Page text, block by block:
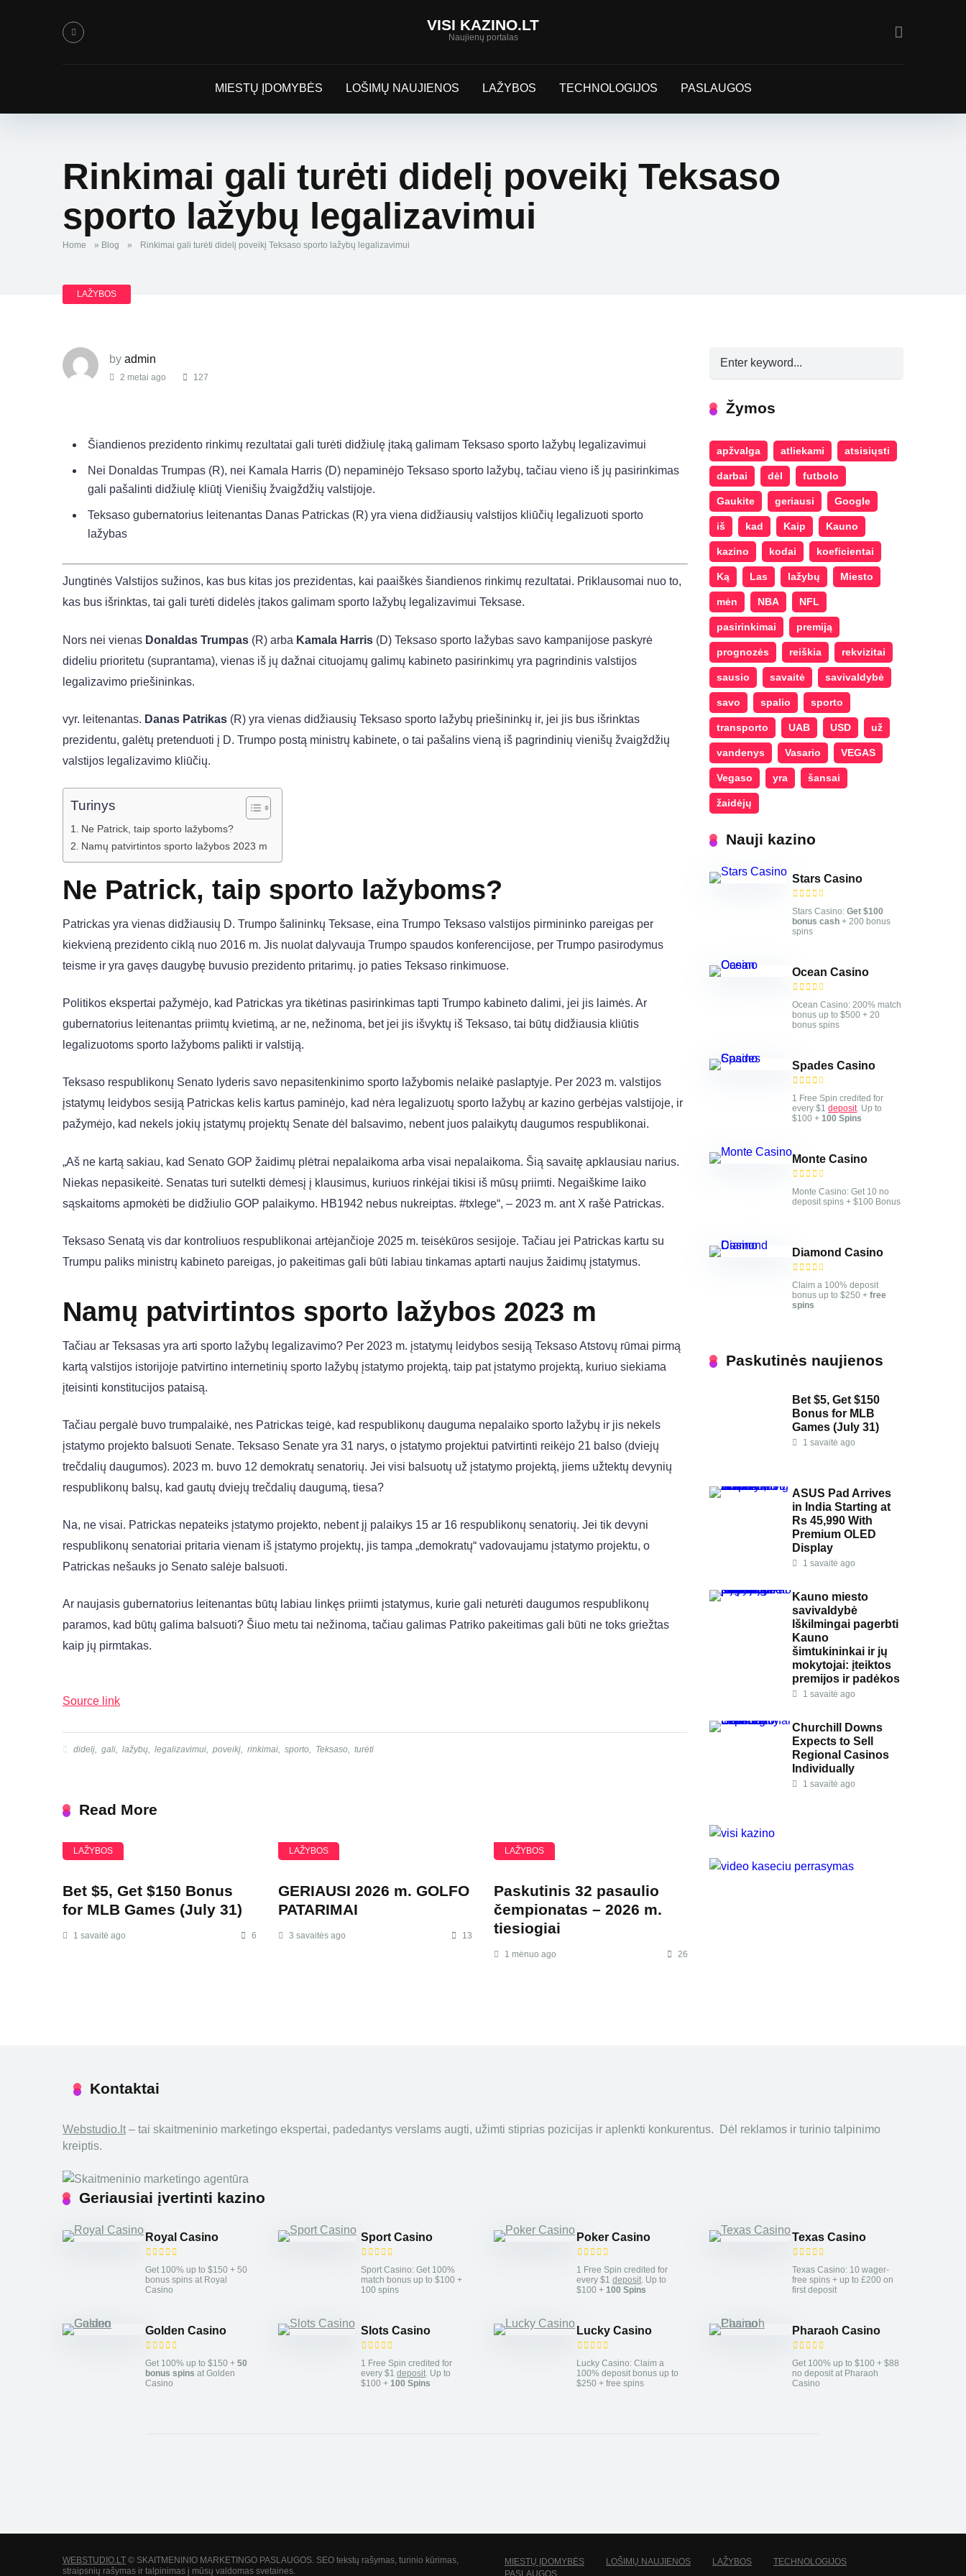
VISI KAZINO.LT
Naujienų portalas
MIESTŲ ĮDOMYBĖS LOŠIMŲ NAUJIENOS LAŽYBOS TECHNOLOGIJOS PASLAUGOS
Rinkimai gali turėti didelį poveikį Teksaso
sporto lažybų legalizavimui
Home » Blog » Rinkimai gali turėti didelį poveikį Teksaso sporto lažybų legalizavimui
LAŽYBOS
by admin
2 metai ago 127
Šiandienos prezidento rinkimų rezultatai gali turėti didžiulę įtaką galimam Teksaso sporto lažybų legalizavimui
Nei Donaldas Trumpas (R), nei Kamala Harris (D) nepaminėjo Teksaso sporto lažybų, tačiau vieno iš jų pasirinkimas
gali pašalinti didžiulę kliūtį Vienišių žvaigždžių valstijoje.
Teksaso gubernatorius leitenantas Danas Patrickas (R) yra viena didžiausių valstijos kliūčių legalizuoti sporto
lažybas
Jungtinės Valstijos sužinos, kas bus kitas jos prezidentas, kai paaiškės šiandienos rinkimų rezultatai. Priklausomai nuo to,
kas bus išrinktas, tai gali turėti didelės įtakos galimam sporto lažybų legalizavimui Teksase.
Nors nei vienas Donaldas Trumpas (R) arba Kamala Harris (D) Teksaso sporto lažybas savo kampanijose paskyrė
dideliu prioritetu (suprantama), vienas iš jų dažnai cituojamų galimų kabineto pasirinkimų yra pagrindinis valstijos
legalizavimo priešininkas.
vyr. leitenantas. Danas Patrikas (R) yra vienas didžiausių Teksaso sporto lažybų priešininkų ir, jei jis bus išrinktas
prezidentu, galėtų pretenduoti į D. Trumpo postą ministrų kabinete, o tai pašalins vieną iš pagrindinių vienišų žvaigždžių
valstijos legalizavimo kliūčių.
Turinys
Ne Patrick, taip sporto lažyboms?
Namų patvirtintos sporto lažybos 2023 m
Ne Patrick, taip sporto lažyboms?
Patrickas yra vienas didžiausių D. Trumpo šalininkų Teksase, eina Trumpo Teksaso valstijos pirmininko pareigas per
kiekvieną prezidento ciklą nuo 2016 m. Jis nuolat dalyvauja Trumpo spaudos konferencijose, per Trumpo pasirodymus
teisme ir yra gavęs daugybę buvusio prezidento pritarimų. jo paties Teksaso rinkimuose.
Politikos ekspertai pažymėjo, kad Patrickas yra tikėtinas pasirinkimas tapti Trumpo kabineto dalimi, jei jis laimės. Ar
gubernatorius leitenantas priimtų kvietimą, ar ne, nežinoma, bet jei jis išvyktų iš Teksaso, tai būtų didžiausia kliūtis
legalizuotoms sporto lažyboms palikti ir valstiją.
Teksaso respublikonų Senato lyderis savo nepasitenkinimo sporto lažybomis nelaikė paslaptyje. Per 2023 m. valstijos
įstatymų leidybos sesiją Patrickas kelis kartus paminėjo, kad nėra legalizuotų sporto lažybų ar kazino gerbėjas valstijoje, ir
pažymėjo, kad nekels jokių įstatymų projektų Senate dėl balsavimo, nebent juos palaikytų daugumos respublikonai.
„Aš ne kartą sakiau, kad Senato GOP žaidimų plėtrai nepalaikoma arba visai nepalaikoma. Šią savaitę apklausiau narius.
Niekas nepasikeitė. Senatas turi sutelkti dėmesį į klausimus, kuriuos rinkėjai tikisi iš mūsų priimti. Negaiškime laiko
sąskaitoms apmokėti be didžiulio GOP palaikymo. HB1942 nebus nukreiptas. #txlege“, – 2023 m. ant X rašė Patrickas.
Teksaso Senatą vis dar kontroliuos respublikonai artėjančioje 2025 m. teisėkūros sesijoje. Tačiau jei Patrickas kartu su
Trumpu paliks ministrų kabineto pareigas, jo pakeitimas gali būti labiau tinkamas aptarti naujus žaidimų įstatymus.
Namų patvirtintos sporto lažybos 2023 m
Tačiau ar Teksasas yra arti sporto lažybų legalizavimo? Per 2023 m. įstatymų leidybos sesiją Teksaso Atstovų rūmai pirmą
kartą valstijos istorijoje patvirtino internetinių sporto lažybų įstatymo projektą, taip pat įstatymo projektą, kuriuo siekiama
įteisinti konstitucijos pataisą.
Tačiau pergalė buvo trumpalaikė, nes Patrickas teigė, kad respublikonų dauguma nepalaiko sporto lažybų ir jis nekels
įstatymo projekto balsuoti Senate. Teksaso Senate yra 31 narys, o įstatymo projektui patvirtinti reikėjo 21 balso (dviejų
trečdalių daugumos). 2023 m. buvo 12 demokratų senatorių. Jei visi balsuotų už įstatymo projektą, jiems užtektų devynių
respublikonų balsų, kad gautų dviejų trečdalių daugumą, tiesa?
Na, ne visai. Patrickas nepateiks įstatymo projekto, nebent jį palaikys 15 ar 16 respublikonų senatorių. Jei tik devyni
respublikonų senatoriai pritaria vienam iš įstatymo projektų, jis tampa „demokratų“ vadovaujamu įstatymo projektu, o
Patrickas nešauks jo Senato salėje balsuoti.
Ar naujasis gubernatorius leitenantas būtų labiau linkęs priimti įstatymus, kurie gali neturėti daugumos respublikonų
paramos, kad būtų galima balsuoti? Šiuo metu tai nežinoma, tačiau galimas Patriko pakeitimas gali būti ne toks griežtas
kaip jų pirmtakas.
Source link
didelį gali lažybų legalizavimui poveikį rinkimai sporto Teksaso turėti
Read More
LAŽYBOS
Bet $5, Get $150 Bonus
for MLB Games (July 31)
1 savaitė ago 6
LAŽYBOS
GERIAUSI 2026 m. GOLFO
PATARIMAI
3 savaitės ago 13
LAŽYBOS
Paskutinis 32 pasaulio
čempionatas – 2026 m.
tiesiogiai
1 mėnuo ago 26
Žymos
apžvalga atliekami atsisiųsti
darbai dėl futbolo
Gaukite geriausi Google
iš kad Kaip Kauno
kazino kodai koeficientai
Ką Las lažybų Miesto
mėn NBA NFL
pasirinkimai premiją
prognozės reiškia rekvizitai
sausio savaitė savivaldybė
savo spalio sporto
transporto UAB USD už
vandenys Vasario VEGAS
Vegaso yra šansai
žaidėjų
Nauji kazino
Stars Casino
Stars Casino: Get $100
bonus cash + 200 bonus
spins
Ocean Casino
Ocean Casino: 200% match
bonus up to $500 + 20
bonus spins
Spades Casino
1 Free Spin credited for
every $1 deposit. Up to
$100 + 100 Spins
Monte Casino
Monte Casino: Get 10 no
deposit spins + $100 Bonus
Diamond Casino
Claim a 100% deposit
bonus up to $250 + free
spins
Paskutinės naujienos
Bet $5, Get $150
Bonus for MLB
Games (July 31)
1 savaitė ago
ASUS Pad Arrives
in India Starting at
Rs 45,990 With
Premium OLED
Display
1 savaitė ago
Kauno miesto
savivaldybė
Iškilmingai pagerbti
Kauno
šimtukininkai ir jų
mokytojai: įteiktos
premijos ir padėkos
1 savaitė ago
Churchill Downs
Expects to Sell
Regional Casinos
Individually
1 savaitė ago
Kontaktai
Webstudio.lt – tai skaitmeninio marketingo ekspertai, padedantys verslams augti, užimti stiprias pozicijas ir aplenkti konkurentus. Dėl reklamos ir turinio talpinimo
kreiptis.
Geriausiai įvertinti kazino
Royal Casino
Get 100% up to $150 + 50
bonus spins at Royal
Casino
Sport Casino
Sport Casino: Get 100%
match bonus up to $100 +
100 spins
Poker Casino
1 Free Spin credited for
every $1 deposit. Up to
$100 + 100 Spins
Texas Casino
Texas Casino: 10 wager-
free spins + up to £200 on
first deposit
Golden Casino
Get 100% up to $150 + 50
bonus spins at Golden
Casino
Slots Casino
1 Free Spin credited for
every $1 deposit. Up to
$100 + 100 Spins
Lucky Casino
Lucky Casino: Claim a
100% deposit bonus up to
$250 + free spins
Pharaoh Casino
Get 100% up to $100 + $88
no deposit at Pharaoh
Casino
WEBSTUDIO.LT © SKAITMENINIO MARKETINGO PASLAUGOS. SEO tekstų rašymas, turinio kūrimas,
straipsnių rašymas ir talpinimas į mūsų valdomas svetaines.
MIESTŲ ĮDOMYBĖS LOŠIMŲ NAUJIENOS LAŽYBOS
TECHNOLOGIJOS
PASLAUGOS